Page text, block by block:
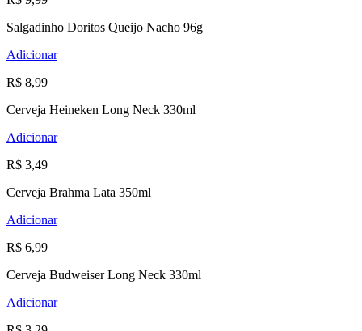
Salgadinho Doritos Queijo Nacho 96g
Adicionar
R$ 8,99
Cerveja Heineken Long Neck 330ml
Adicionar
R$ 3,49
Cerveja Brahma Lata 350ml
Adicionar
R$ 6,99
Cerveja Budweiser Long Neck 330ml
Adicionar